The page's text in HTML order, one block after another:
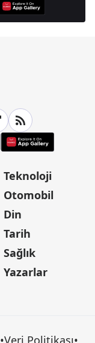
Teknoloji
Otomobil
Din
Tarih
Sağlık
Yazarlar
•Veri Politikası•